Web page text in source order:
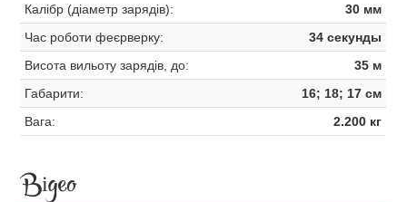
Калібр (діаметр зарядів):
30 мм
Час роботи феєрверку:
34 секунды
Висота вильоту зарядів, до:
35 м
Габарити:
16; 18; 17 см
Вага:
2.200 кг
Відео